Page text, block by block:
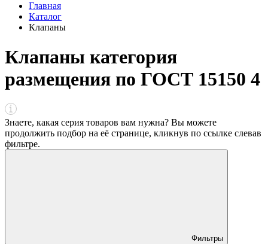
Главная
Каталог
Клапаны
Клапаны категория
размещения по ГОСТ 15150 4
Знаете, какая серия товаров вам нужна? Вы можете
продолжить подбор на её странице, кликнув по ссылке слевав
фильтре.
Фильтры